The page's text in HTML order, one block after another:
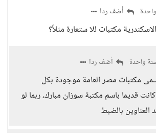
أضف ردا
مكتبات للا ستعارة مثلاً؟
واحدة أضف ردا
مكتبات مصر العامة موجودة بكل
قديما باسم مكتبة سوزان مبارك، ربما لو
بالضبط